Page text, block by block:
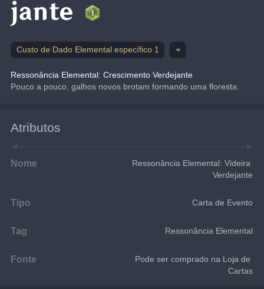
jante
Custo de Dado Elemental específico 1
Ressonância Elemental: Crescimento Verdejante
Pouco a pouco, galhos novos brotam formando uma floresta.
Atributos
Nome
Ressonância Elemental: Videira
Verdejante
Tipo Carta de Evento
Tag Ressonância Elemental
Fonte
Pode ser comprado na Loja de
Cartas